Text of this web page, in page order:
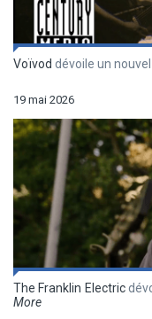
Voïvod dévoile un
19 mai 2026
The Franklin Electric
More